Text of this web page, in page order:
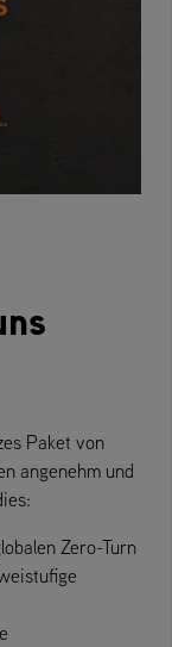
Paket von
angenehm und
Zero-Turn